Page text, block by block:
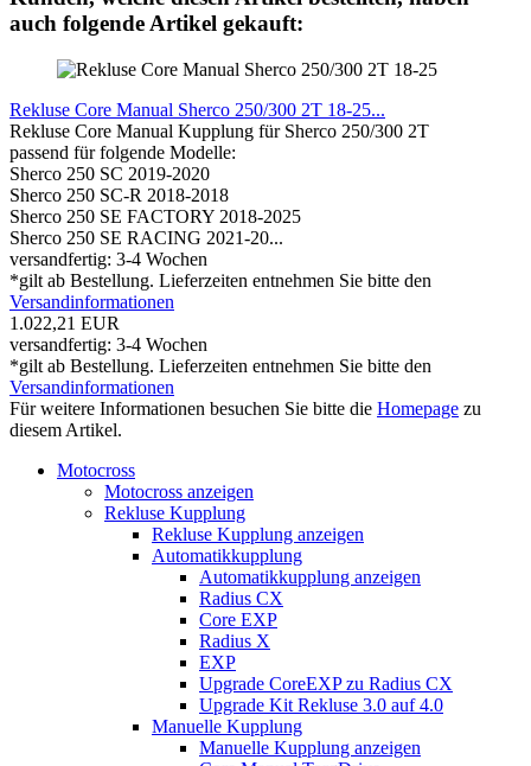
auch folgende Artikel gekauft:
Rekluse Core Manual Sherco 250/300 2T 18-25...
Rekluse Core Manual Kupplung für Sherco 250/300 2T
passend für folgende Modelle:
Sherco 250 SC 2019-2020
Sherco 250 SC-R 2018-2018
Sherco 250 SE FACTORY 2018-2025
Sherco 250 SE RACING 2021-20...
versandfertig: 3-4 Wochen
*gilt ab Bestellung. Lieferzeiten entnehmen Sie bitte den
Versandinformationen
1.022,21 EUR
versandfertig: 3-4 Wochen
*gilt ab Bestellung. Lieferzeiten entnehmen Sie bitte den
Versandinformationen
Für weitere Informationen besuchen Sie bitte die Homepage zu
diesem Artikel.
Motocross
Motocross anzeigen
Rekluse Kupplung
Rekluse Kupplung anzeigen
Automatikkupplung
Automatikkupplung anzeigen
Radius CX
Core EXP
Radius X
EXP
Upgrade CoreEXP zu Radius CX
Upgrade Kit Rekluse 3.0 auf 4.0
Manuelle Kupplung
Manuelle Kupplung anzeigen